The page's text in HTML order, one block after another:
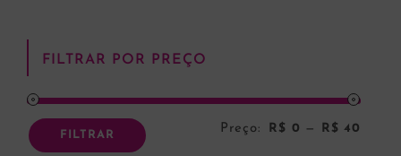
FILTRAR POR PREÇO
FILTRAR Preço: R$ 0 — R$ 40